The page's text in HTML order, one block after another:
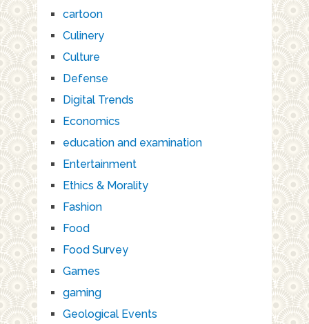
cartoon
Culinery
Culture
Defense
Digital Trends
Economics
education and examination
Entertainment
Ethics & Morality
Fashion
Food
Food Survey
Games
gaming
Geological Events